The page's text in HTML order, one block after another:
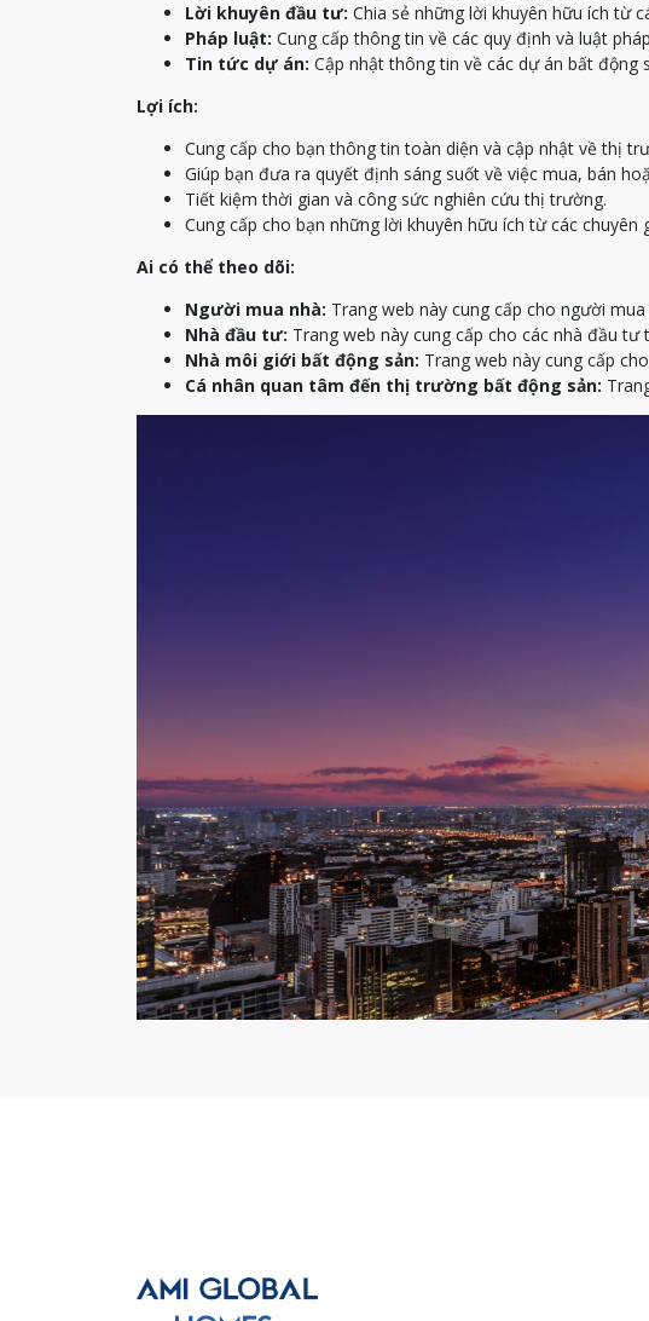
Lời khuyên đầu tư: Chia sẻ những lời khuyên hữu ích từ
Pháp luật: Cung cấp thông tin về các quy định và luật
Tin tức dự án: Cập nhật thông tin về các dự án bất
Lợi ích:
Cung cấp cho bạn thông tin toàn diện và cập nhật về thị
Giúp bạn đưa ra quyết định sáng suốt về việc mua, bán
Tiết kiệm thời gian và công sức nghiên cứu thị trường.
Cung cấp cho bạn những lời khuyên hữu ích từ các chuyên
Ai có thể theo dõi:
Người mua nhà: Trang web này cung cấp cho người
Nhà đầu tư: Trang web này cung cấp cho các nhà đầu
Nhà môi giới bất động sản: Trang web này cung cấp
Cá nhân quan tâm đến thị trường bất động sản: